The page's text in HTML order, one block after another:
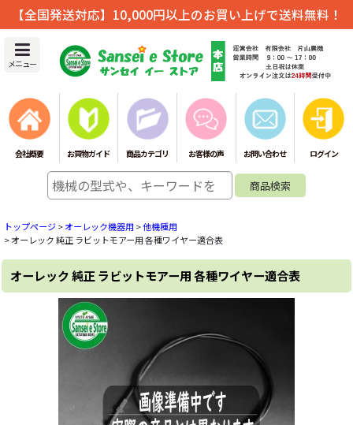
【全国発送対応】10,000円以上のお買い上げで送料無料！
メニュー
会社概要 お買物ガイド 商品カテゴリ お客様の声 お問い合わせ ログイン
トップページ>オーレック機器用 >他機種用
>オーレック 純正 ラビットモアー用 各種ワイヤー適合表
オーレック 純正 ラビットモアー用 各種ワイヤー適合表